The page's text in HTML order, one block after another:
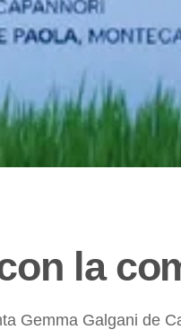
la
Gemma Galgani de